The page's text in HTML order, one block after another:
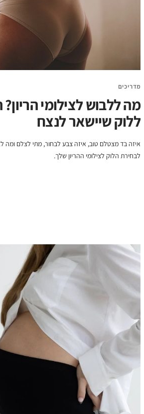
מדריכים
מה ללבוש לצילומי
ללוק שיישאר לנצח
איזה בד מצטלם טוב, איזה צבע לבחור, מתי לצלם
לבחירת הלוק לצילומי ההריון שלך.